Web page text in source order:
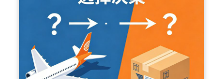
包
裹
关